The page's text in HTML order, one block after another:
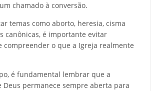
chamado à conversão.
temas como aborto, heresia, cisma
canônicas, é importante evitar
compreender o que a Igreja realmente
é fundamental lembrar que a
Deus permanece sempre aberta para